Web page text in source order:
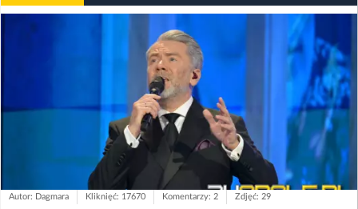
Autor: Dagmara Kliknięć: 17670 Komentarzy: 2 Zdjęć: 29